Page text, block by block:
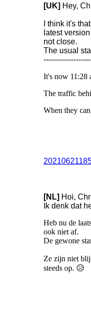
[UK] Hey,
I think it's
latest
not close.
The usual
It's now 11:28
The traffic
When they
[NL] Hoi,
Ik denk dat
Heb nu de
ook niet af.
De gewone
Ze zijn niet
steeds op. 😥